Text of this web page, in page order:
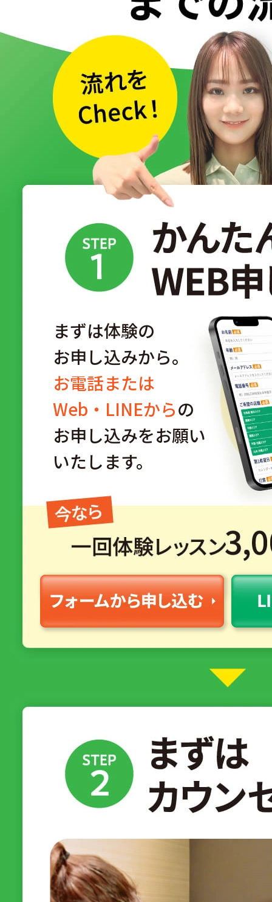
まずは体験の
お申し込みから。
お電話または
Web・LINEからの
お申し込みをお願い
いたします。